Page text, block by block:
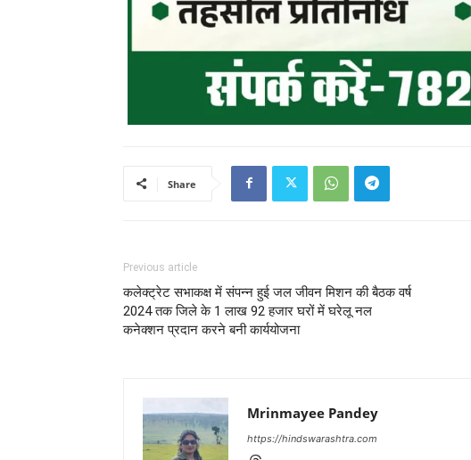
Share
Previous article
कलेक्ट्रेट सभाकक्ष में संपन्न हुई जल जीवन मिशन की बैठक वर्ष
2024 तक जिले के 1 लाख 92 हजार घरों में घरेलू नल
कनेक्शन प्रदान करने बनी कार्ययोजना
Mrinmayee Pandey
https://hindswarashtra.com